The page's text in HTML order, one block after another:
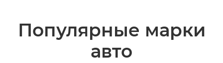
Популярные марки
авто